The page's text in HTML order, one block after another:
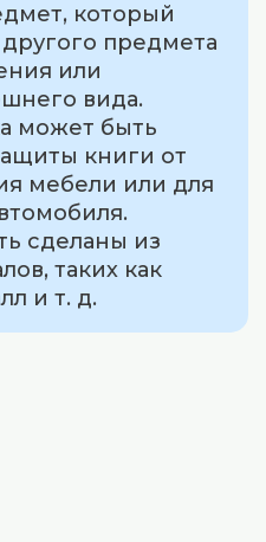
который
предмета
или
вида.
может быть
книги от
мебели или для
сделаны из
таких как
и т. д.